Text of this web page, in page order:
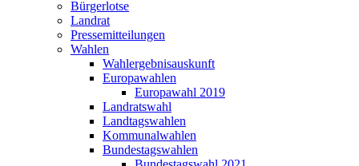
Bürgerlotse
Landrat
Pressemitteilungen
Wahlen
Wahlergebnisauskunft
Europawahlen
Europawahl 2019
Landratswahl
Landtagswahlen
Kommunalwahlen
Bundestagswahlen